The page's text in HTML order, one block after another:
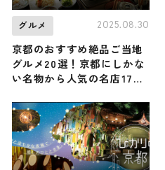
グルメ 2025.08.30
京都のおすすめ絶品ご当地
グルメ20選！京都にしかな
い名物から人気の名店17選